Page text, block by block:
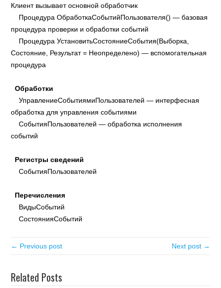
Клиент вызывает основной обработчик
Процедура ОбработкаСобытийПользователя() — базовая
процедура проверки и обработки событий
Процедура УстановитьСостояниеСобытия(Выборка,
Состояние, Результат = Неопределено) — вспомогательная
процедура
Обработки
УправлениеСобытиямиПользователей — интерфесная
обработка для управления событиями
СобытияПользователей — обработка исполнения
событий
Регистры сведений
СобытияПользователей
Перечисления
ВидыСобытий
СостоянияСобытий
← Previous post Next post →
Related Posts